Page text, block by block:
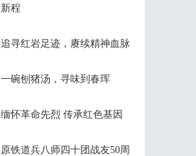
新程
追寻红岩足迹，赓续精神血脉
一碗刨猪汤，寻味到春珲
缅怀革命先烈 传承红色基因
原铁道兵八师四十团战友50周